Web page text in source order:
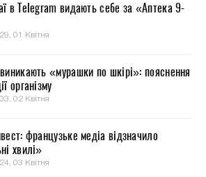
в Telegram видають себе за «Аптека 9-
01 Квітня
«мурашки по шкірі»: пояснення
організму
02 Квітня
французьке медіа відзначило
хвилі»
03 Квітня